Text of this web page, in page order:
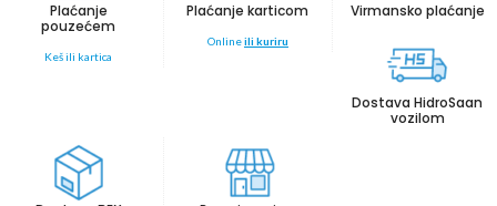
Plaćanje
pouzećem
Keš ili kartica
Plaćanje karticom
Onlineili kuriru
Virmansko plaćanje
Dostava HidroSaan
vozilom